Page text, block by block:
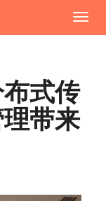
切
换
式传
带来